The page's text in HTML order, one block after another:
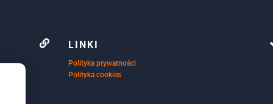
 LINKI
Polityka prywatności
Polityka cookies